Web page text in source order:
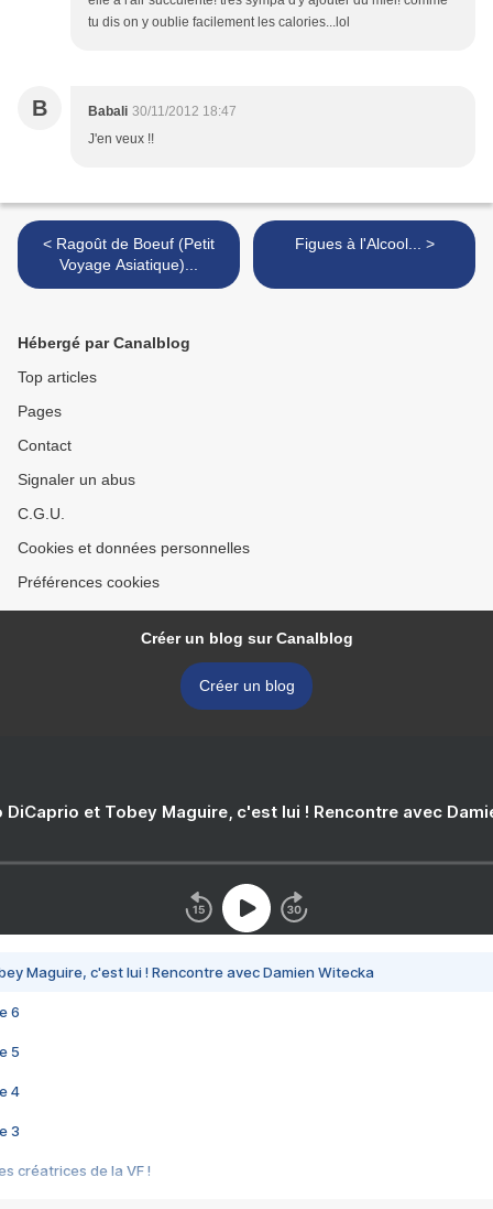
tu dis on y oublie facilement les calories...lol
B Babali 30/11/2012 18:47
J'en veux !!
< Ragoût de Boeuf (Petit
Voyage Asiatique)...
Figues à l'Alcool... >
Hébergé par Canalblog
Top articles
Pages
Contact
Signaler un abus
C.G.U.
Cookies et données personnelles
Préférences cookies
Créer un blog sur Canalblog
Créer un blog
DiCaprio et Tobey Maguire, c'est lui ! Rencontre avec
Maguire, c'est lui ! Rencontre avec Damien Witecka
6
5
4
3
créatrices de la VF !